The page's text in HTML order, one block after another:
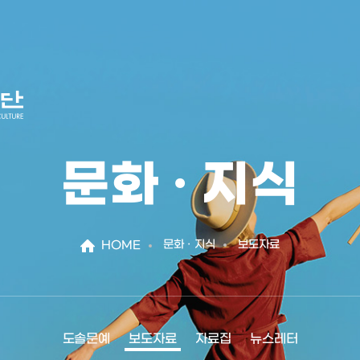
문화 · 지식
HOME 문화 · 지식 보도자료
도솔문예 보도자료 자료집 뉴스레터